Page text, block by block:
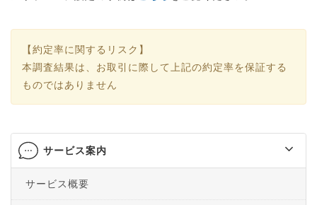
【約定率に関するリスク】
本調査結果は、お取引に際して上記の約定率を保証する
ものではありません
サービス案内
サービス概要